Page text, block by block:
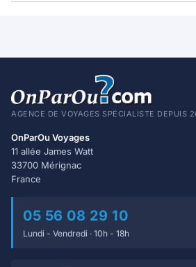
AGENCE DE VOYAGES SPÉCIALISTE DEPUIS
OnParOu Voyages
11 allée James Watt
33700 Mérignac
France
05 56 08 29 10
Lundi - Vendredi · 10h - 18h